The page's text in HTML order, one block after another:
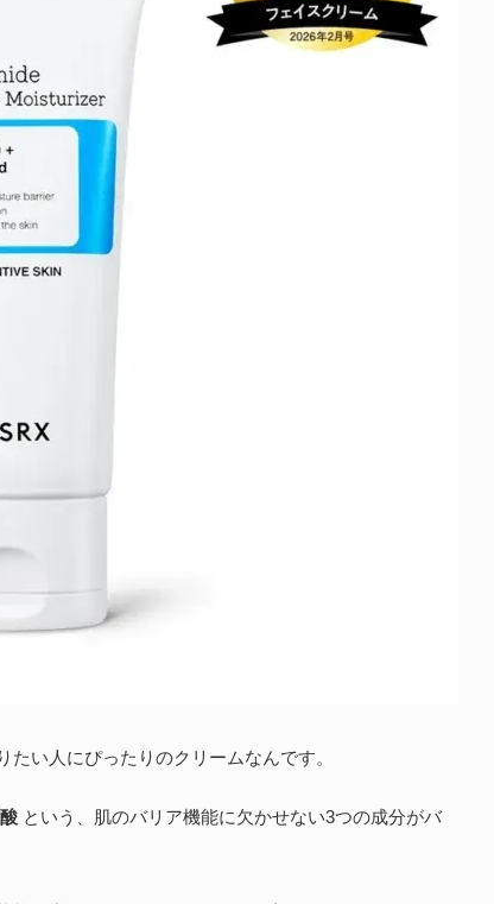
い人にぴったりのクリームなんです。
という、肌のバリア機能に欠かせない3つの成分がバ